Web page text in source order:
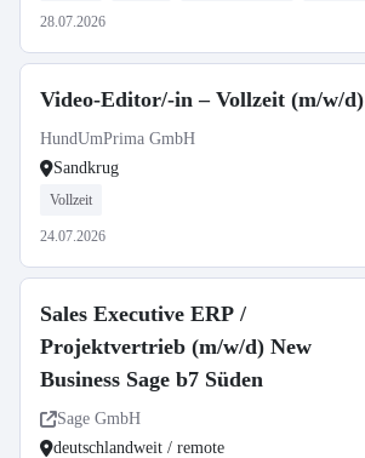
28.07.2026
Video-Editor/-in – Vollzeit (m/w/d)
HundUmPrima GmbH
Sandkrug
Vollzeit
24.07.2026
Sales Executive ERP /
Projektvertrieb (m/w/d) New
Business Sage b7 Süden
Sage GmbH
deutschlandweit / remote